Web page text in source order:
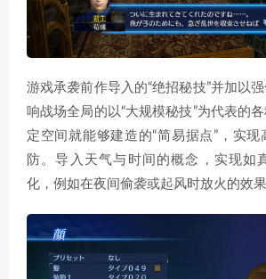
游戏承袭前作导入的“绝招秘技”并加以
响战场全局的以“大规模秘技”为代表的
定空间就能够建造的“简易据点”，实
防。导入天气与时间的概念，实现如
化，例如在夜间偷袭或起风时放火的效果